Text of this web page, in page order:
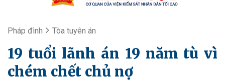
Pháp đình Tòa tuyên án
19 tuổi lãnh án 19 năm tù vì
chém chết chủ nợ